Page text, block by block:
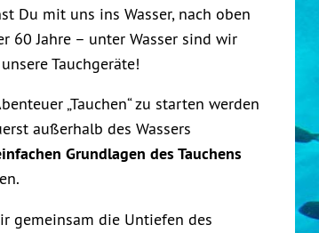
Du mit uns ins Wasser, nach oben
60 Jahre – unter Wasser sind wir
Tauchgeräte!
„Tauchen“ zu starten werden
außerhalb des Wassers
Grundlagen des Tauchens
gemeinsam die Untiefen des